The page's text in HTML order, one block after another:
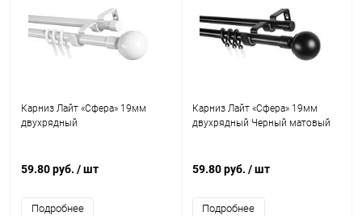
Карниз Лайт «Сфера» 19мм
двухрядный
59.80 руб. / шт
Подробнее
Карниз Лайт «Сфера» 19мм
двухрядный Черный матовый
59.80 руб. / шт
Подробнее